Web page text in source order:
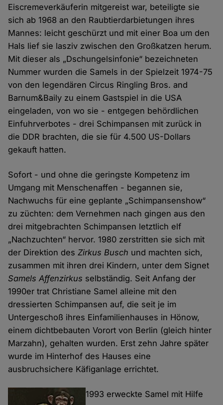
Eiscremeverkäuferin mitgereist war, beteiligte sie
sich ab 1968 an den Raubtierdarbietungen ihres
Mannes: leicht geschürzt und mit einer Boa um den
Hals lief sie lasziv zwischen den Großkatzen herum.
Mit dieser als „Dschungelsinfonie“ bezeichneten
Nummer wurden die Samels in der Spielzeit 1974-75
von den legendären Circus Ringling Bros. and
Barnum&Baily zu einem Gastspiel in die USA
eingeladen, von wo sie - entgegen behördlichen
Einfuhrverbotes - drei Schimpansen mit zurück in
die DDR brachten, die sie für 4.500 US-Dollars
gekauft hatten.
Sofort - und ohne die geringste Kompetenz im
Umgang mit Menschenaffen - begannen sie,
Nachwuchs für eine geplante „Schimpansenshow“
zu züchten: dem Vernehmen nach gingen aus den
drei mitgebrachten Schimpansen letztlich elf
„Nachzuchten“ hervor. 1980 zerstritten sie sich mit
der Direktion desZirkus Busch und machten sich,
zusammen mit ihren drei Kindern, unter dem Signet
Samels Affenzirkus selbständig. Seit Anfang der
1990er trat Christiane Samel alleine mit den
dressierten Schimpansen auf, die seit je im
Untergeschoß ihres Einfamilienhauses in Hönow,
einem dichtbebauten Vorort von Berlin (gleich hinter
Marzahn), gehalten wurden. Erst zehn Jahre später
wurde im Hinterhof des Hauses eine
ausbruchsichere Käfiganlage errichtet.
1993 erweckte Samel mit Hilfe